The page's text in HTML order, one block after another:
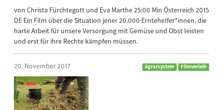
von Christa Fürchtegott und Eva Marthe 25:00 Min Österreich 2015
DE Ein Film über die Situation jener 20.000 Erntehelfer*innen, die
harte Arbeit für unsere Versorgung mit Gemüse und Obst leisten
und erst für ihre Rechte kämpfen müssen.
20. November 2017 Agrarsystem Filmverleih